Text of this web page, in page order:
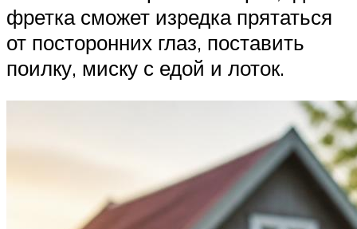
фретка сможет изредка прятаться
от посторонних глаз, поставить
поилку, миску с едой и лоток.